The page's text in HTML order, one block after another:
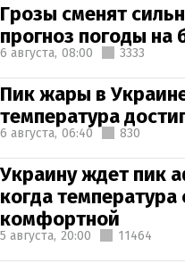
Грозы сменят
прогноз погоды
6 августа, 08:00 3333
Пик жары в
температура
6 августа, 06:40 830
Украину ждет пик
когда температура
комфортной
5 августа, 20:00 11464